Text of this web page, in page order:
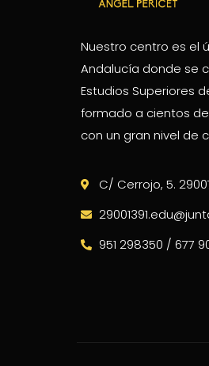
Nuestro centro es el
Andalucía donde se
Estudios Superiores
formado a cientos
con un gran nivel de
C/ Cerrojo, 5.
951 298350 / 677